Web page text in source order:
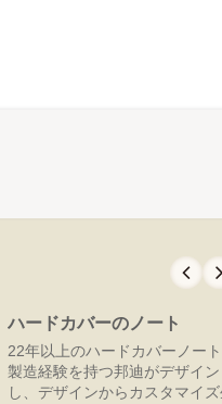
ハードカバーのノート
22年以上のハードカバーノート
製造経験を持つ邦迪がデザイン
し、デザインからカスタマイズ